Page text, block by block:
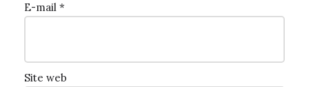
E-mail *
Site web